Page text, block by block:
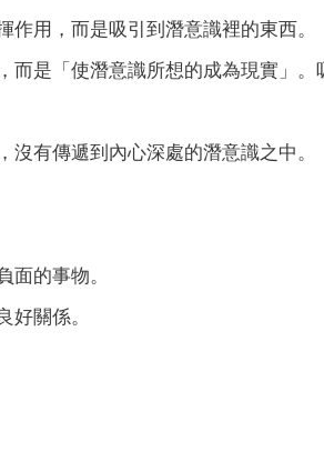
用，而是吸引到潛意識裡的東西。
而是「使潛意識所想的成為現實」
有傳遞到內心深處的潛意識之中。
面的事物。
好關係。